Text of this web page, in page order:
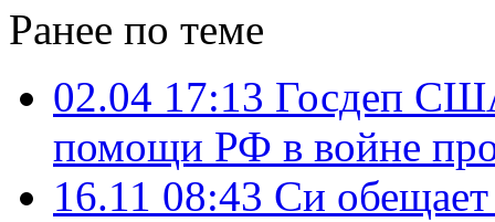
Ранее по теме
02.04 17:13 Госдеп
помощи РФ в войне
16.11 08:43 Си обещает